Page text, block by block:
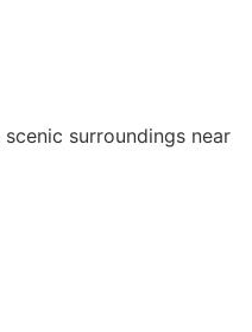
surroundings near